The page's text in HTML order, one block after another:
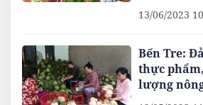
13/06/2023
Bến Tre:
thực
lượng